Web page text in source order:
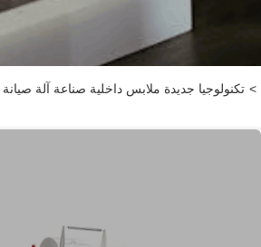
> تكنولوجيا جديدة ملابس داخلية صناعة آلة